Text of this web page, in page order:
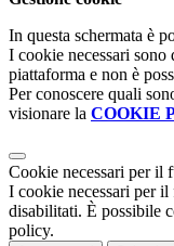
In questa schermata è
I cookie necessari
piattaforma e non è
Per conoscere quali
visionare la COOKIE
Cookie necessari per il
I cookie necessari per il
disabilitati. È possibile
policy.